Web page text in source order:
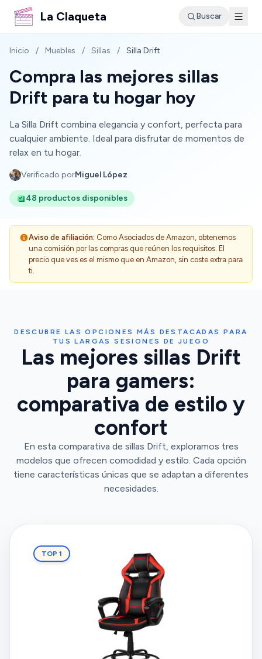
La Claqueta Buscar
Inicio / Muebles / Sillas / Silla Drift
Compra las mejores sillas
Drift para tu hogar hoy
La Silla Drift combina elegancia y confort, perfecta para
cualquier ambiente. Ideal para disfrutar de momentos de
relax en tu hogar.
Verificado porMiguel López
48 productos disponibles
Aviso de afiliación: Como Asociados de Amazon, obtenemos
una comisión por las compras que reúnen los requisitos. El
precio que ves es el mismo que en Amazon, sin coste extra para
ti.
DESCUBRE LAS OPCIONES MÁS DESTACADAS PARA
TUS LARGAS SESIONES DE JUEGO
Las mejores sillas Drift
para gamers:
comparativa de estilo y
confort
En esta comparativa de sillas Drift, exploramos tres
modelos que ofrecen comodidad y estilo. Cada opción
tiene características únicas que se adaptan a diferentes
necesidades.
TOP 1